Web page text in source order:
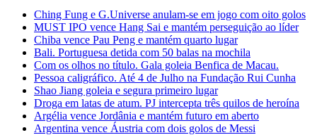
Ching Fung e G.Universe anulam-se em jogo com oito golos
MUST IPO vence Hang Sai e mantém perseguição ao líder
Chiba vence Pau Peng e mantém quarto lugar
Bali. Portuguesa detida com 50 balas na mochila
Com os olhos no título. Gala goleia Benfica de Macau.
Pessoa caligráfico. Até 4 de Julho na Fundação Rui Cunha
Shao Jiang goleia e segura primeiro lugar
Droga em latas de atum. PJ intercepta três quilos de heroína
Argélia vence Jordânia e mantém futuro em aberto
Argentina vence Áustria com dois golos de Messi